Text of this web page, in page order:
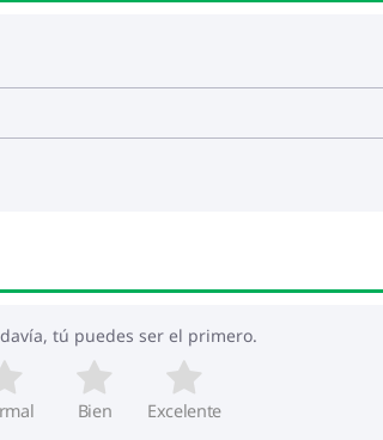
tú puedes ser el primero.
Bien Excelente